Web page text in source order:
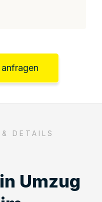
DETAILS
Umzug